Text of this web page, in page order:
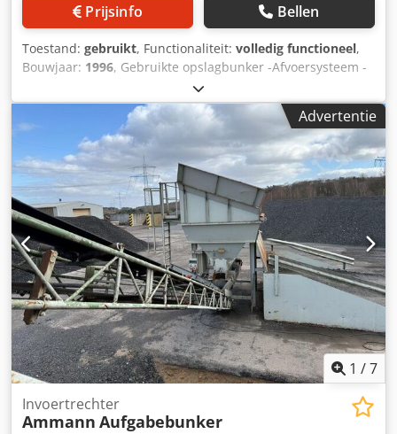
Prijsinfo Bellen
Toestand: gebruikt, Functionaliteit: volledig functioneel,
Bouwjaar: 1996, Gebruikte opslagbunker -Afvoersysteem -
Transportband Crjdpszq S Avefx Am Eef
Advertentie
1 /7
Invoertrechter
Ammann Aufgabebunker